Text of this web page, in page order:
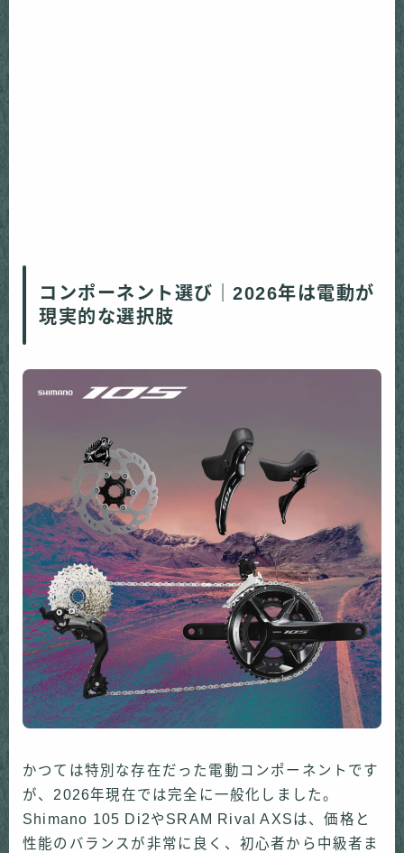
コンポーネント選び｜2026年は電動が
現実的な選択肢
かつては特別な存在だった電動コンポーネントです
が、2026年現在では完全に一般化しました。
Shimano 105 Di2やSRAM Rival AXSは、価格と
性能のバランスが非常に良く、初心者から中級者ま